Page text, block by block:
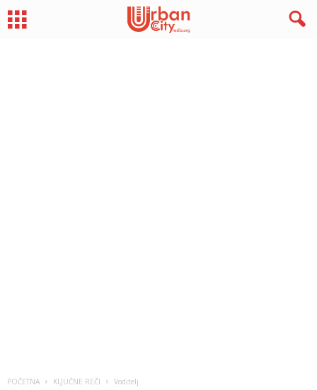
POČETNA KLJUČNE REČI Voditelj